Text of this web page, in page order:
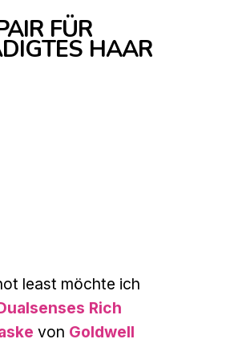
FÜR
HAAR
least möchte ich
Rich
von Goldwell